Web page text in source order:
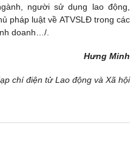
người sử dụng lao động,
pháp luật về ATVSLĐ trong các
doanh…/.
Hưng Minh
chí điện tử Lao động và Xã hội